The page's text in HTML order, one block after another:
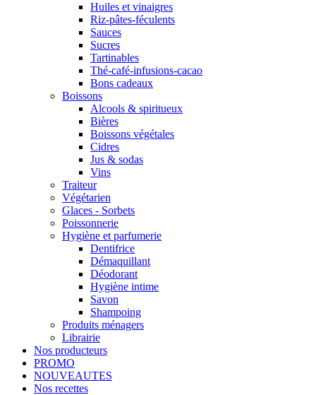
Huiles et vinaigres
Riz-pâtes-féculents
Sauces
Sucres
Tartinables
Thé-café-infusions-cacao
Bons cadeaux
Boissons
Alcools & spiritueux
Bières
Boissons végétales
Cidres
Jus & sodas
Vins
Traiteur
Végétarien
Glaces - Sorbets
Poissonnerie
Hygiène et parfumerie
Dentifrice
Démaquillant
Déodorant
Hygiène intime
Savon
Shampoing
Produits ménagers
Librairie
Nos producteurs
PROMO
NOUVEAUTES
Nos recettes